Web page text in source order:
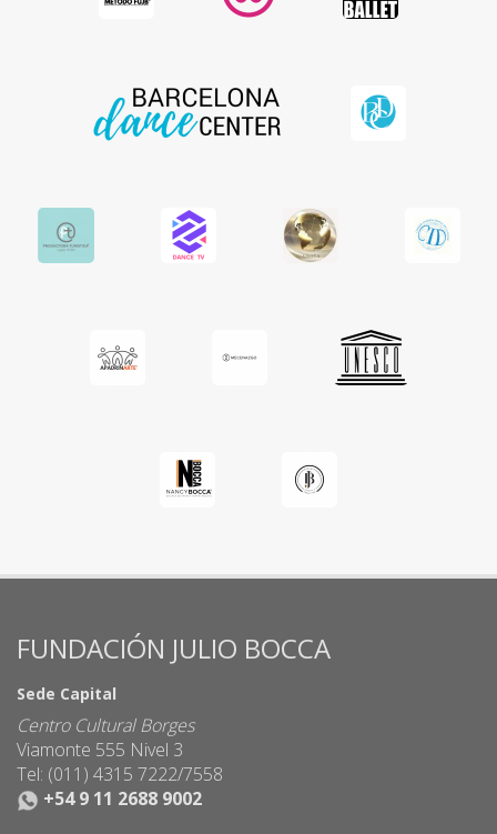
FUNDACIÓN JULIO BOCCA
Sede Capital
Centro Cultural Borges
Viamonte 555 Nivel 3
Tel: (011) 4315 7222/7558
+54 9 11 2688 9002